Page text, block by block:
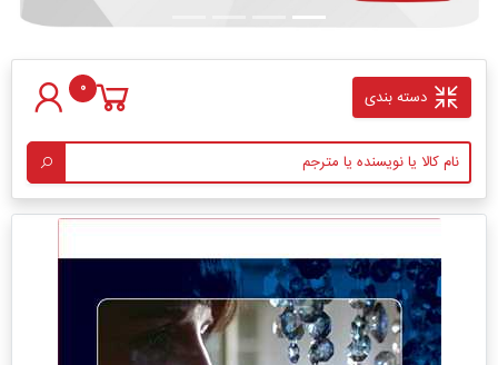
دسته بندی 0